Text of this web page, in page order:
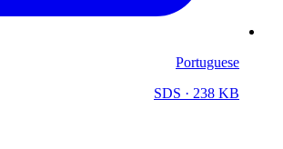
Portuguese
SDS · 238 KB